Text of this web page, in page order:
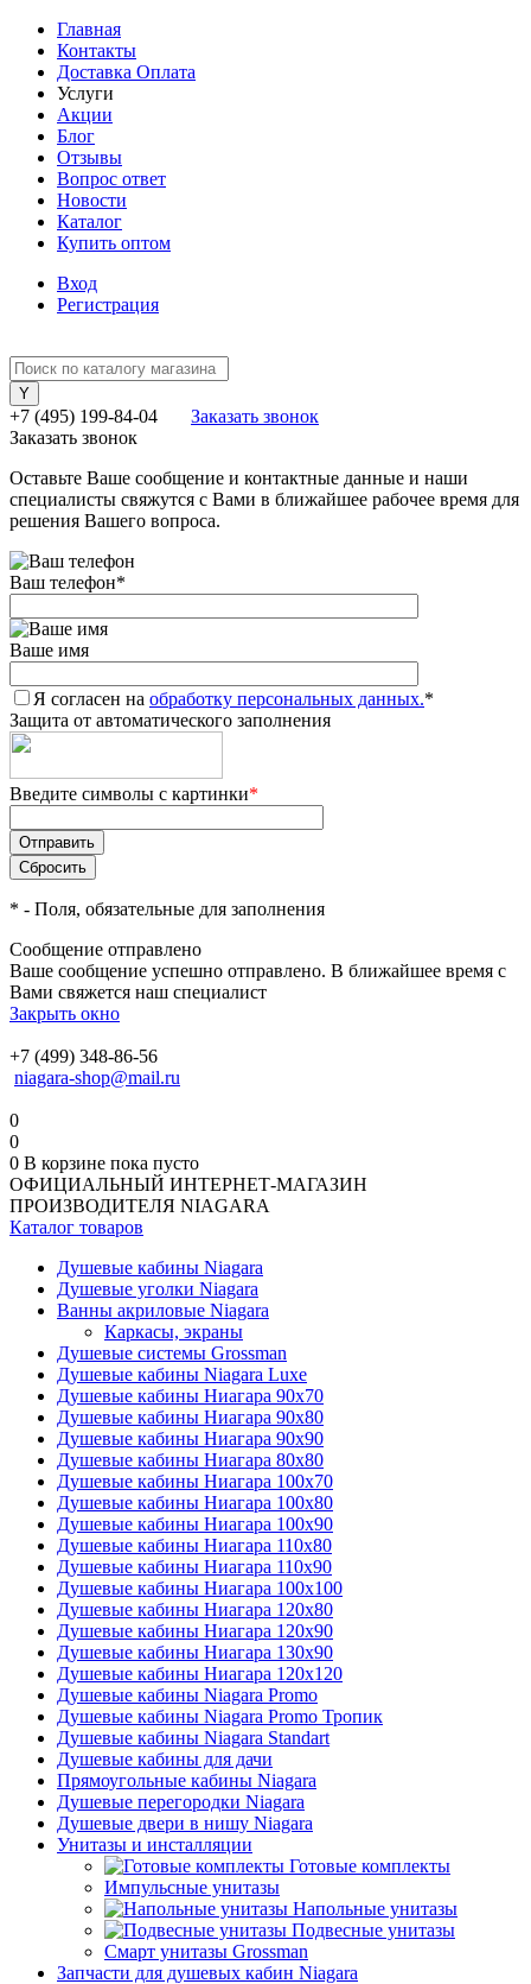
Главная
Контакты
Доставка Оплата
Услуги
Акции
Блог
Отзывы
Вопрос ответ
Новости
Каталог
Купить оптом
Вход
Регистрация
+7 (495) 199-84-04
Заказать звонок
Заказать звонок
Оставьте Ваше сообщение и контактные данные и наши
специалисты свяжутся с Вами в ближайшее рабочее время для
решения Вашего вопроса.
Ваш телефон*
Ваше имя
Я согласен на обработку персональных данных.*
Защита от автоматического заполнения
Введите символы с картинки*
* - Поля, обязательные для заполнения
Сообщение отправлено
Ваше сообщение успешно отправлено. В ближайшее время с
Вами свяжется наш специалист
Закрыть окно
+7 (499) 348-86-56
niagara-shop@mail.ru
0
0
0 В корзине пока пусто
ОФИЦИАЛЬНЫЙ ИНТЕРНЕТ-МАГАЗИН
ПРОИЗВОДИТЕЛЯ NIAGARA
Каталог товаров
Душевые кабины Niagara
Душевые уголки Niagara
Ванны акриловые Niagara
Каркасы, экраны
Душевые системы Grossman
Душевые кабины Niagara Luxe
Душевые кабины Ниагара 90x70
Душевые кабины Ниагара 90x80
Душевые кабины Ниагара 90x90
Душевые кабины Ниагара 80x80
Душевые кабины Ниагара 100x70
Душевые кабины Ниагара 100x80
Душевые кабины Ниагара 100x90
Душевые кабины Ниагара 110x80
Душевые кабины Ниагара 110x90
Душевые кабины Ниагара 100x100
Душевые кабины Ниагара 120x80
Душевые кабины Ниагара 120x90
Душевые кабины Ниагара 130x90
Душевые кабины Ниагара 120x120
Душевые кабины Niagara Promo
Душевые кабины Niagara Promo Тропик
Душевые кабины Niagara Standart
Душевые кабины для дачи
Прямоугольные кабины Niagara
Душевые перегородки Niagara
Душевые двери в нишу Niagara
Унитазы и инсталляции
Готовые комплекты
Импульсные унитазы
Напольные унитазы
Подвесные унитазы
Смарт унитазы Grossman
Запчасти для душевых кабин Niagara